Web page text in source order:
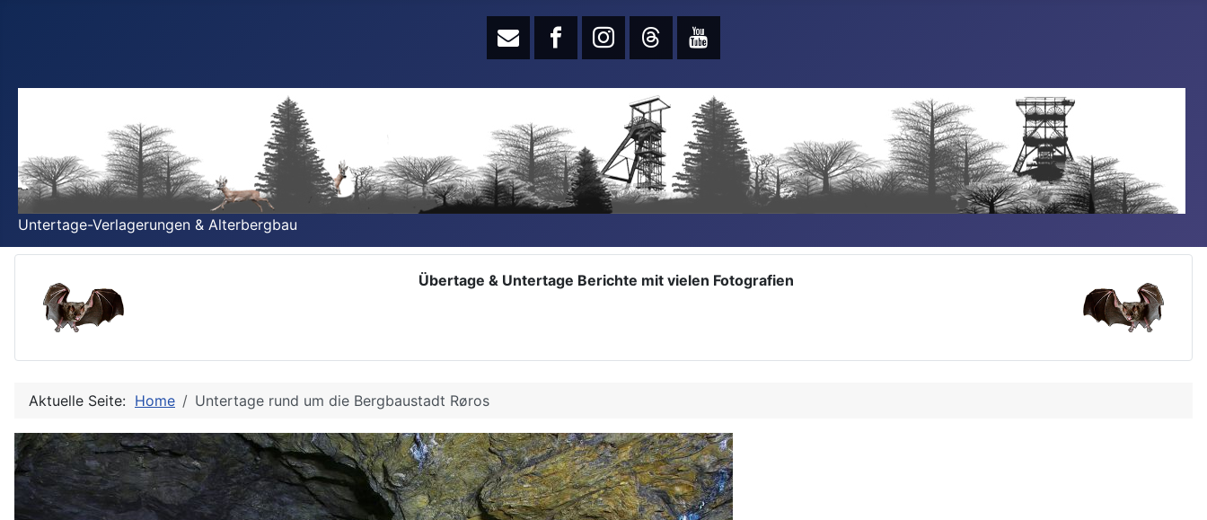
Untertage-Verlagerungen & Alterbergbau
Übertage & Untertage Berichte mit vielen Fotografien
Aktuelle Seite: Home Untertage rund um die Bergbaustadt Røros